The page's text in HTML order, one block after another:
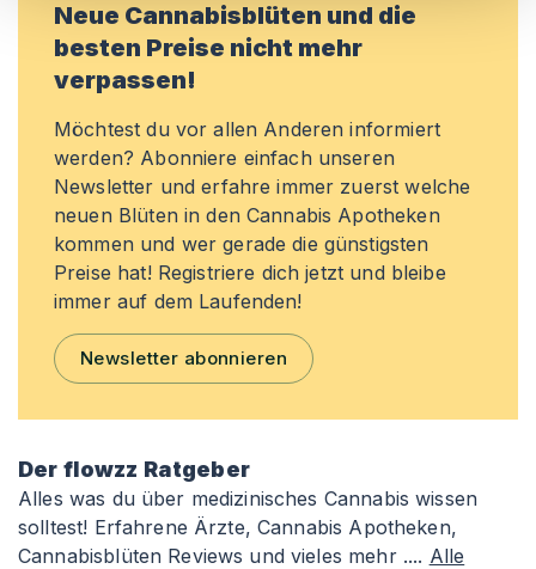
Neue Cannabisblüten und die
besten Preise nicht mehr
verpassen!
Möchtest du vor allen Anderen informiert
werden? Abonniere einfach unseren
Newsletter und erfahre immer zuerst welche
neuen Blüten in den Cannabis Apotheken
kommen und wer gerade die günstigsten
Preise hat! Registriere dich jetzt und bleibe
immer auf dem Laufenden!
Newsletter abonnieren
Der flowzz Ratgeber
Alles was du über medizinisches Cannabis wissen
solltest! Erfahrene Ärzte, Cannabis Apotheken,
Cannabisblüten Reviews und vieles mehr .... Alle